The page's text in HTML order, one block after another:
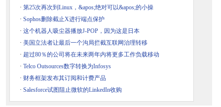
· 第25次再次到Linux，&apos;绝对可以&apos;的小操
· Sophos删除截止X进行端点保护
· 这个机器人吸尘器播放J-POP，因为这是日本
· 美国立法者让最后一个沟局拦截互联网治理转移
· 超过80％的公司将在未来两年内将更多工作负载移动
· Telco Outsources数字转换为Infosys
· 财务框架发布其订阅和计费产品
· Salesforce试图阻止微软的LinkedIn收购